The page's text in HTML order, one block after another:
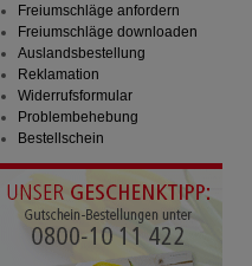
Freiumschläge anfordern
Freiumschläge downloaden
Auslandsbestellung
Reklamation
Widerrufsformular
Problembehebung
Bestellschein